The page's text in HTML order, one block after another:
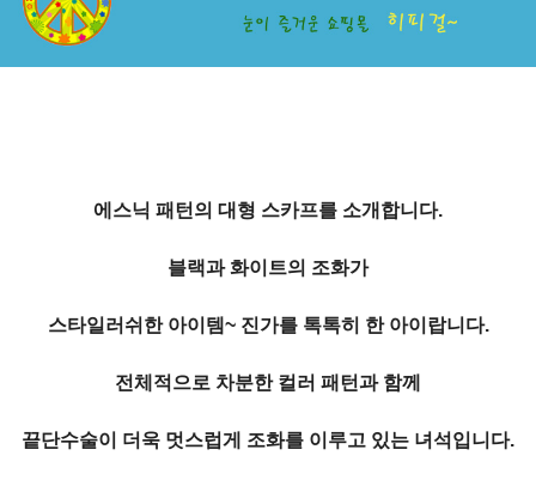
에스닉 패턴의 대형 스카프를 소개합니다.
블랙과 화이트의 조화가
스타일러쉬한 아이템~ 진가를 톡톡히 한 아이랍니다.
전체적으로 차분한 컬러 패턴과 함께
끝단수술이 더욱 멋스럽게 조화를 이루고 있는 녀석입니다.